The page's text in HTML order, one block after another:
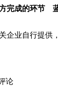
完成的环节
企业自行提供
论